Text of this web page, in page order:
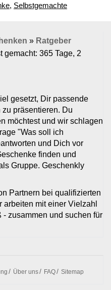
, Selbstgemachte
» Ratgeber
gemacht: 365 Tage, 2
gesetzt, Dir passende
präsentieren. Du
möchtest und wir schlagen
"Was soll ich
und Dich vor
finden und
Gruppe. Geschenkly
Partnern bei qualifizierten
arbeiten mit einer Vielzahl
zusammen und suchen für
Über uns FAQ Sitemap